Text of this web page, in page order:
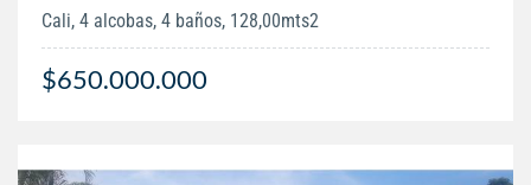
Cali, 4 alcobas, 4 baños, 128,00mts2
$650.000.000